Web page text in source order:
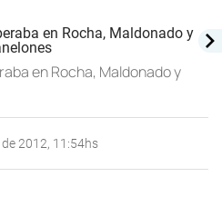
en Rocha, Maldonado y
2012, 11:54hs